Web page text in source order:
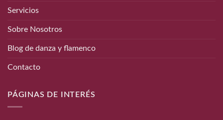
Servicios
Sobre Nosotros
Blog de danza y flamenco
Contacto
PÁGINAS DE INTERÉS